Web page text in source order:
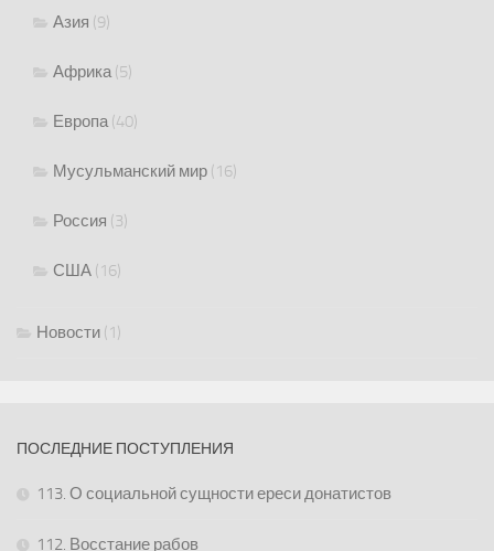
Азия (9)
Африка(5)
Европа(40)
Мусульманский мир (16)
Россия (3)
США (16)
Новости (1)
ПОСЛЕДНИЕ ПОСТУПЛЕНИЯ
113. О социальной сущности ереси донатистов
112. Восстание рабов